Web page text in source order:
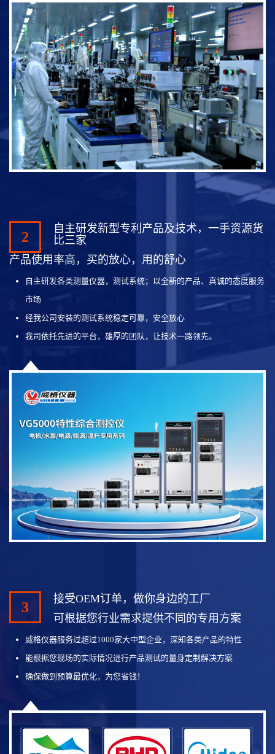
2
自主研发新型专利产品及技术，一手资源货
比三家
产品使用率高，买的放心，用的舒心
自主研发各类测量仪器，测试系统；以全新的产品、真诚的态度服务
市场
经我公司安装的测试系统稳定可靠，安全放心
我司依托先进的平台，雄厚的团队，让技术一路领先。
3
接受OEM订单，做你身边的工厂
可根据您行业需求提供不同的专用方案
威格仪器服务过超过1000家大中型企业，深知各类产品的特性
能根据您现场的实际情况进行产品测试的量身定制解决方案
确保做到预算最优化，为您省钱！